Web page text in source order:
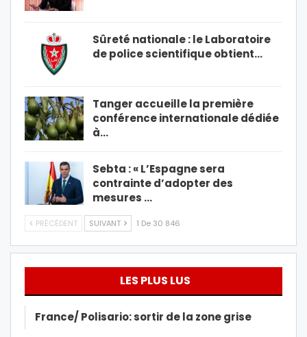
Sûreté nationale : le Laboratoire
de police scientifique obtient…
Tanger accueille la première
conférence internationale dédiée
à…
Sebta : « L’Espagne sera
contrainte d’adopter des
mesures …
PRÉCÉDENT SUIVANT 1 De 30 846
LES PLUS LUS
France/ Polisario: sortir de la zone grise